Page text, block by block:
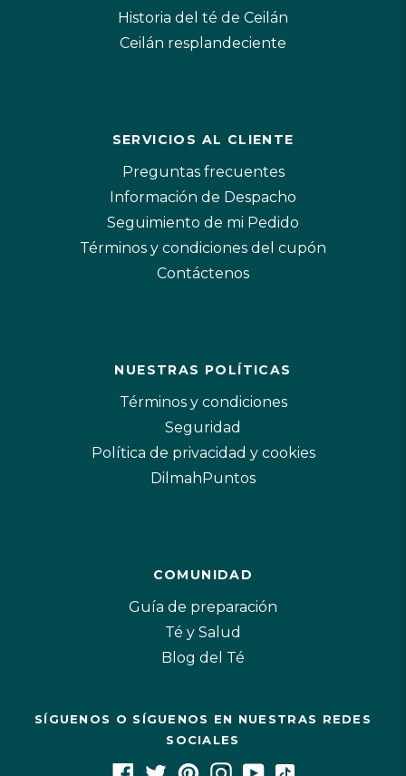
Historia del té de Ceilán
Ceilán resplandeciente
SERVICIOS AL CLIENTE
Preguntas frecuentes
Información de Despacho
Seguimiento de mi Pedido
Términos y condiciones del cupón
Contáctenos
NUESTRAS POLÍTICAS
Términos y condiciones
Seguridad
Política de privacidad y cookies
DilmahPuntos
COMUNIDAD
Guía de preparación
Té y Salud
Blog del Té
SÍGUENOS O SÍGUENOS EN NUESTRAS REDES
SOCIALES